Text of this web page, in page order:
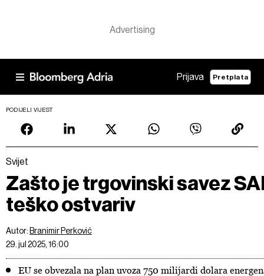
Prijava Pretplata
PODIJELI VIJEST
Svijet
Zašto je trgovinski savez
teško ostvariv
Autor: Branimir Perković
29. jul 2025, 16:00
EU se obvezala na plan uvoza 750 milijardi dolara